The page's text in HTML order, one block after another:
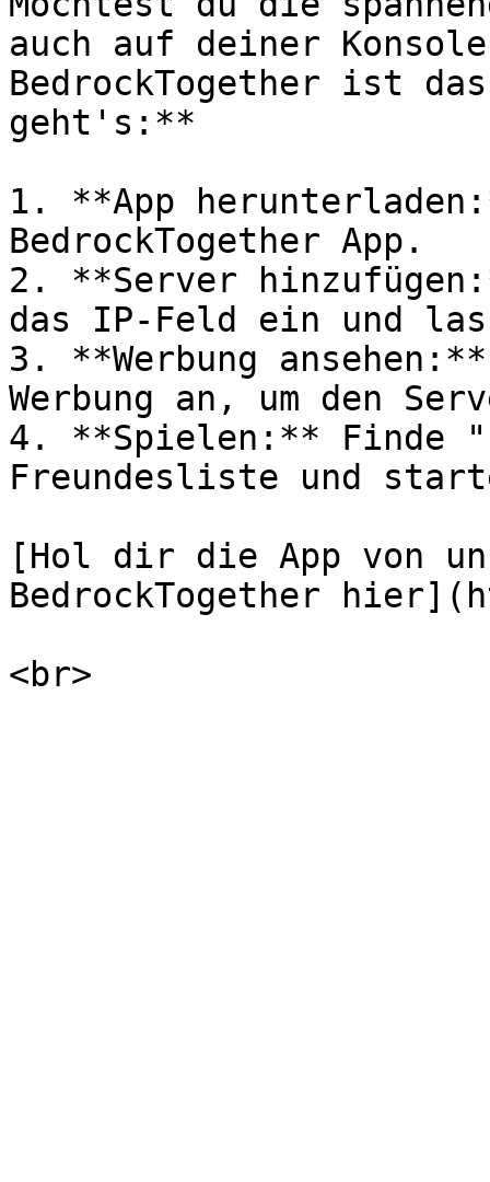
auch auf deiner
BedrockTogether ist
geht's:**
1. **App
BedrockTogether App.
2. **Server
das IP-Feld ein und
3. **Werbung
Werbung an, um den
4. **Spielen:** Finde
Freundesliste und
[Hol dir die App von
BedrockTogether